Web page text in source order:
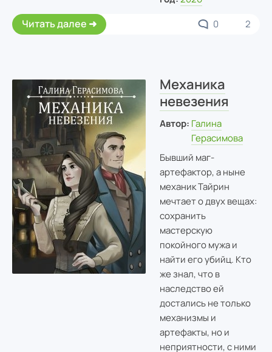
Читать далее 0 2
Механика
невезения
Автор: Галина
Герасимова
Бывший маг-
артефактор, а ныне
механик Тайрин
мечтает о двух вещах:
сохранить
мастерскую
покойного мужа и
найти его убийц. Кто
же знал, что в
наследство ей
достались не только
механизмы и
артефакты, но и
неприятности, с ними